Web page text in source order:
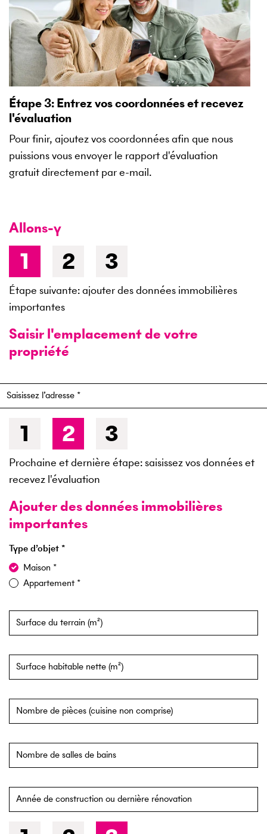
Étape 3: Entrez vos coordonnées et recevez
l'évaluation
Pour finir, ajoutez vos coordonnées afin que nous
puissions vous envoyer le rapport d'évaluation
gratuit directement par e-mail.
Allons-y
d’estimation en ligne
1 2 3
Étape suivante: ajouter des données immobilières
importantes
Saisir l'emplacement de votre
propriété
Saisissez l’adresse
1 2 3
Prochaine et dernière étape: saisissez vos données et
recevez l'évaluation
Ajouter des données immobilières
importantes
Type d’objet
Maison
Appartement
Surface du terrain (m²)
Surface habitable nette (m²)
Nombre de pièces (cuisine non comprise)
Nombre de salles de bains
Année de construction ou dernière rénovation